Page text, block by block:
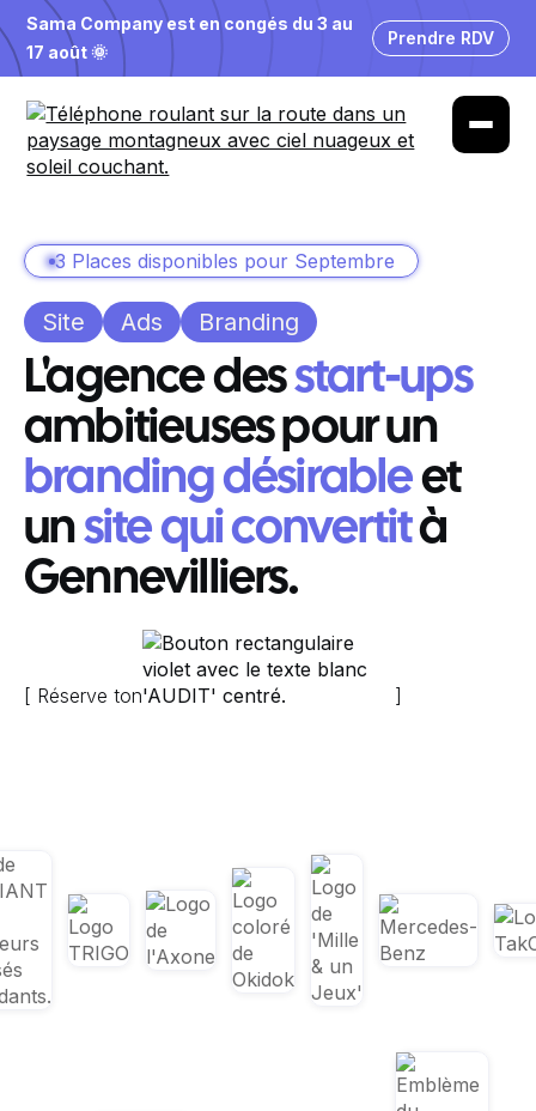
Sama Company est en congés du 3 au
17 août 🌞
Prendre RDV
3 Places disponibles pour Septembre
Site Ads Branding
L'agence desstart-ups
ambitieuses pour un
branding désirableet
unsite qui convertità
Gennevilliers.
[ Réserve ton ]